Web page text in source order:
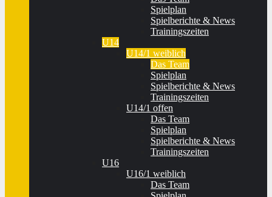
Spielplan
Spielberichte & News
Trainingszeiten
U14
U14/1 weiblich
Das Team
Spielplan
Spielberichte & News
Trainingszeiten
U14/1 offen
Das Team
Spielplan
Spielberichte & News
Trainingszeiten
U16
U16/1 weiblich
Das Team